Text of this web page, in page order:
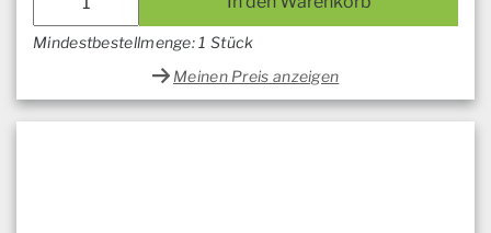
Mindestbestellmenge: 1 Stück
Meinen Preis anzeigen